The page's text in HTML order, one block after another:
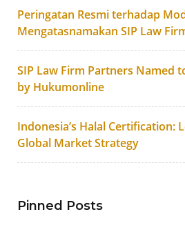
Peringatan Resmi terhadap
Mengatasnamakan SIP Law
SIP Law Firm Partners Named
by Hukumonline
Indonesia’s Halal Certification:
Global Market Strategy
Pinned Posts